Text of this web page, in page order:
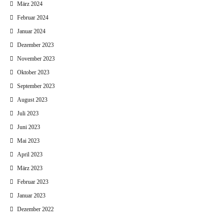
März 2024
Februar 2024
Januar 2024
Dezember 2023
November 2023
Oktober 2023
September 2023
August 2023
Juli 2023
Juni 2023
Mai 2023
April 2023
März 2023
Februar 2023
Januar 2023
Dezember 2022